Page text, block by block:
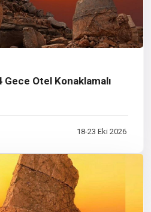
Otel Konaklamalı
18-23 Eki 2026